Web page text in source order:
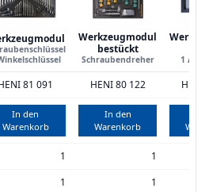
Werkzeugmodul
bestückt
Schraubendreher 1
81 091 HENI 80 122 HENI
In den
Warenkorb
In den
Warenkorb
1 1
1 1